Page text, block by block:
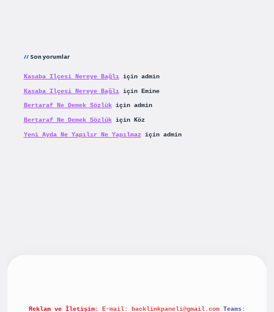
Son yorumlar
Kasaba Ilçesi Nereye Bağlıiçin admin
Kasaba Ilçesi Nereye Bağlıiçin Emine
Bertaraf Ne Demek Sözlükiçin admin
Bertaraf Ne Demek Sözlükiçin Köz
Yeni Ayda Ne Yapılır Ne Yapılmaziçin admin
Reklam ve İletişim: E-mail: backlinkpaneli@gmail.com Teams: